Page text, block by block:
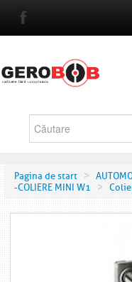
Pagina de start >
-COLIERE MINI W1 >